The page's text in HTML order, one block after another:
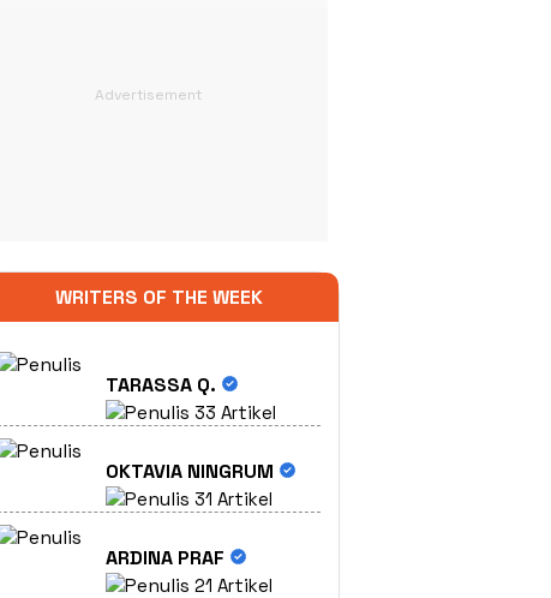
WRITERS OF THE WEEK
TARASSA Q.
33 Artikel
OKTAVIA NINGRUM
31 Artikel
ARDINA PRAF
21 Artikel